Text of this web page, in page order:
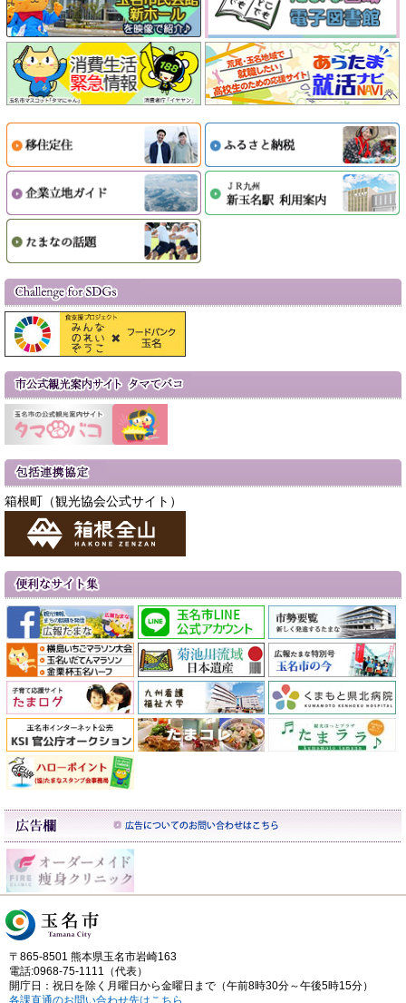
箱根町（観光協会公式サイト）
〒865-8501 熊本県玉名市岩崎163
電話:0968-75-1111（代表）
開庁日：祝日を除く月曜日から金曜日まで（午前8時30分～午後5時15分）